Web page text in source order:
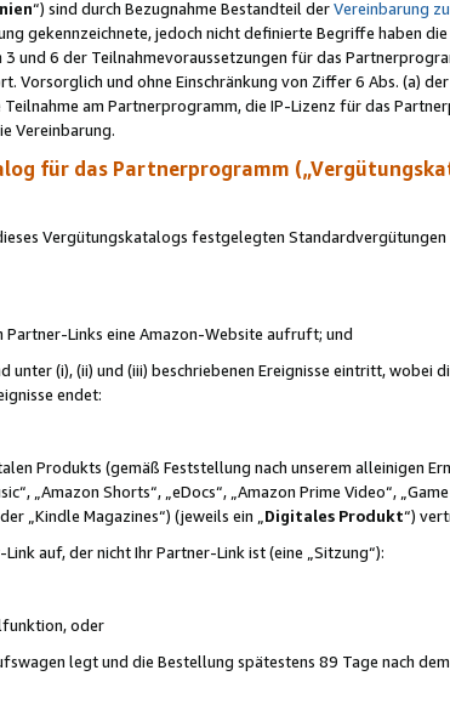
“) sind durch Bezugnahme Bestandteil derVereinbarung
gekennzeichnete, jedoch nicht definierte Begriffe haben
und 6 der Teilnahmevoraussetzungen für das
Vorsorglich und ohne Einschränkung von Ziffer 6 Abs. (a)
am Partnerprogramm, die IP-Lizenz für das
Vereinbarung.
für das Partnerprogramm
Vergütungskatalogs festgelegten
Links eine Amazon-Website aufruft; und
(i), (ii) und (iii) beschriebenen Ereignisse eintritt, wobei
endet:
Produkts (gemäß Feststellung nach unserem alleinigen
„Amazon Shorts“, „eDocs“, „Amazon Prime Video“,
„Kindle Magazines“) (jeweils ein „ Digitales Produkt“)
auf, der nicht Ihr Partner-Link ist (eine „Sitzung“):
oder
legt und die Bestellung spätestens 89 Tage nach